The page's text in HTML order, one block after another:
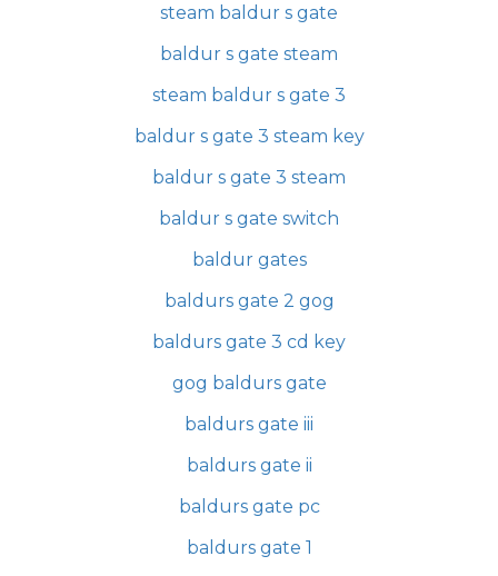
steam baldur s gate
baldur s gate steam
steam baldur s gate 3
baldur s gate 3 steam key
baldur s gate 3 steam
baldur s gate switch
baldur gates
baldurs gate 2 gog
baldurs gate 3 cd key
gog baldurs gate
baldurs gate iii
baldurs gate ii
baldurs gate pc
baldurs gate 1